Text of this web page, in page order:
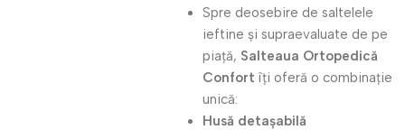
Spre deosebire de saltelele
ieftine și supraevaluate de pe
piață, Salteaua Ortopedică
Confort îți oferă o combinație
unică:
Husă detașabilă